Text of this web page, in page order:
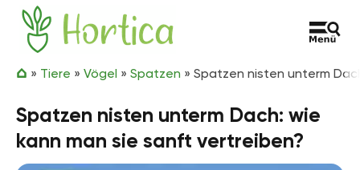
Zum Inhalt springen
Hortica
» Tiere » Vögel » Spatzen » Spatzen nisten unterm
Spatzen nisten unterm Dach: wie
kann man sie sanft vertreiben?